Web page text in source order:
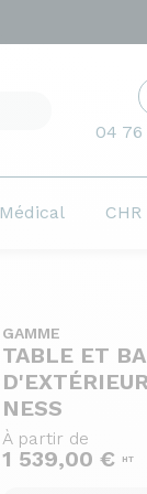
04 76
Médical CHR
GAMME
TABLE ET
NESS
À partir de
1 539,00 € HT